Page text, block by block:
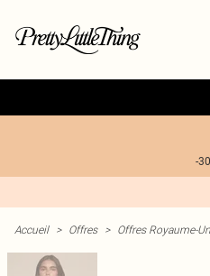
-
Accueil > Offres > Offres Royaume-